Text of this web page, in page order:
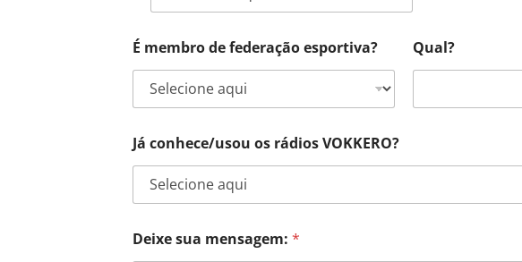
É membro de federação esportiva? Qual?
Já conhece/usou os rádios VOKKERO?
Deixe sua mensagem:*